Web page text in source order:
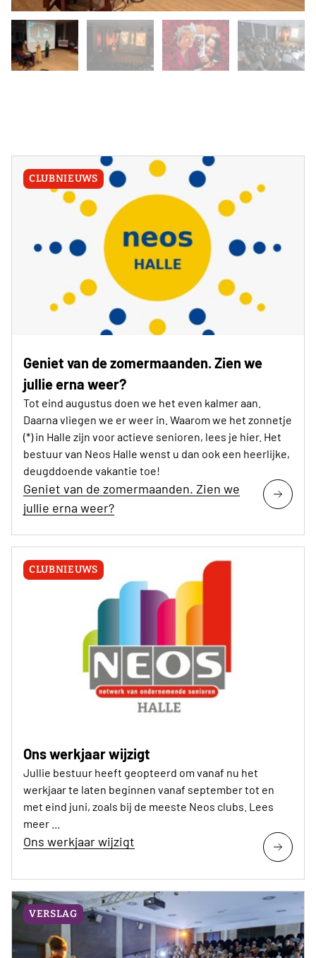
CLUBNIEUWS
Geniet van de zomermaanden. Zien we
jullie erna weer?
Tot eind augustus doen we het even kalmer aan.
Daarna vliegen we er weer in. Waarom we het zonnetje
(*) in Halle zijn voor actieve senioren, lees je hier. Het
bestuur van Neos Halle wenst u dan ook een heerlijke,
deugddoende vakantie toe!
Geniet van de zomermaanden. Zien we
jullie erna weer?
CLUBNIEUWS
Ons werkjaar wijzigt
Jullie bestuur heeft geopteerd om vanaf nu het
werkjaar te laten beginnen vanaf september tot en
met eind juni, zoals bij de meeste Neos clubs. Lees
meer ...
Ons werkjaar wijzigt
VERSLAG